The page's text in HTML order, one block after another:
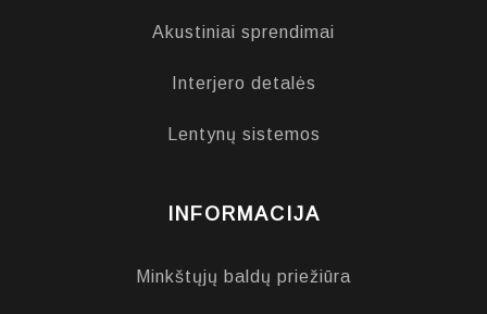
Akustiniai sprendimai
Interjero detalės
Lentynų sistemos
INFORMACIJA
Minkštųjų baldų priežiūra